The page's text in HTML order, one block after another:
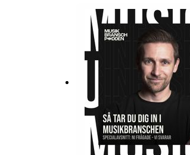
ett starkt nätverk,